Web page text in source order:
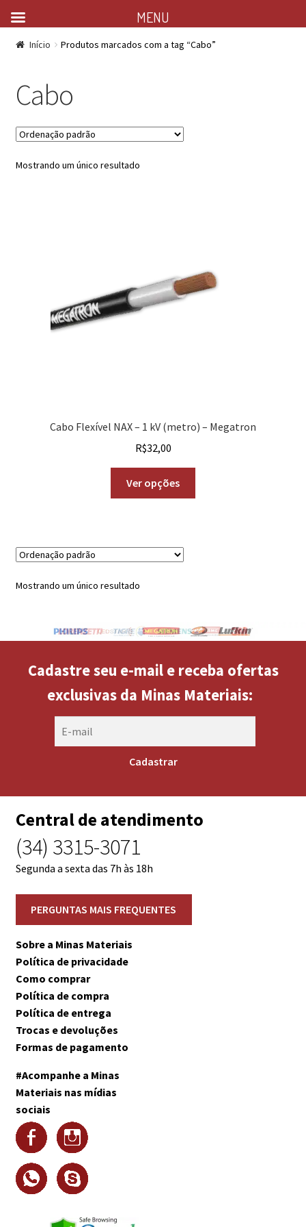
Início Produtos marcados com a tag “Cabo”
Cabo
Mostrando um único resultado
Cabo Flexível NAX – 1 kV (metro) – Megatron
R$32,00
Ver opções
Mostrando um único resultado
Cadastre seu e-mail e receba ofertas
exclusivas da Minas Materiais:
Central de atendimento
(34) 3315-3071
Segunda a sexta das 7h às 18h
Sobre a Minas Materiais
Política de privacidade
Como comprar
Política de compra
Política de entrega
Trocas e devoluções
Formas de pagamento
#Acompanhe a Minas
Materiais nas mídias
sociais
MENU